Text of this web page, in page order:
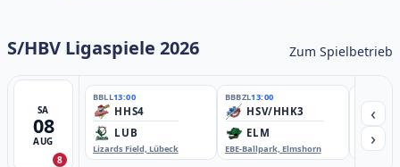
S/HBV Ligaspiele 2026 Zum Spielbetrieb
SA
08
AUG
8
BBLL13:00
HHS4
LUB
Lizards Field, Lübeck
BBBZL13:00
HSV/HHK3
ELM
EBE-Ballpark, Elmshorn
‹
›